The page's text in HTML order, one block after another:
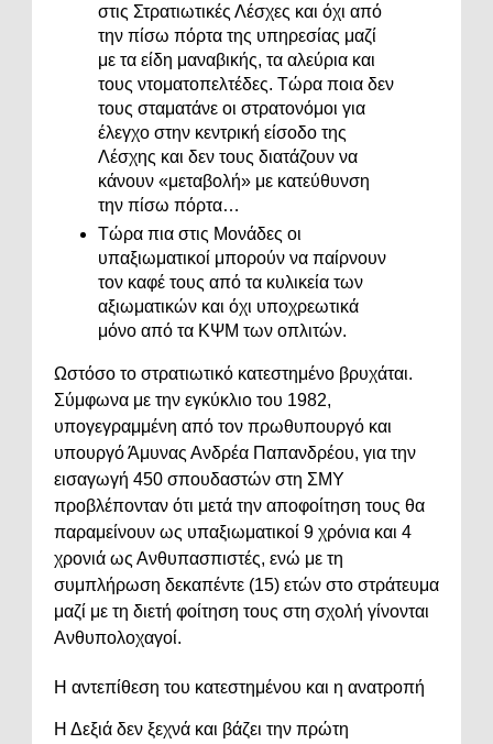
στις Στρατιωτικές Λέσχες και όχι από
την πίσω πόρτα της υπηρεσίας μαζί
με τα είδη μαναβικής, τα αλεύρια και
τους ντοματοπελτέδες. Τώρα ποια δεν
τους σταματάνε οι στρατονόμοι για
έλεγχο στην κεντρική είσοδο της
Λέσχης και δεν τους διατάζουν να
κάνουν «μεταβολή» με κατεύθυνση
την πίσω πόρτα…
Τώρα πια στις Μονάδες οι
υπαξιωματικοί μπορούν να παίρνουν
τον καφέ τους από τα κυλικεία των
αξιωματικών και όχι υποχρεωτικά
μόνο από τα ΚΨΜ των οπλιτών.
Ωστόσο το στρατιωτικό κατεστημένο βρυχάται.
Σύμφωνα με την εγκύκλιο του 1982,
υπογεγραμμένη από τον πρωθυπουργό και
υπουργό Άμυνας Ανδρέα Παπανδρέου, για την
εισαγωγή 450 σπουδαστών στη ΣΜΥ
προβλέπονταν ότι μετά την αποφοίτηση τους θα
παραμείνουν ως υπαξιωματικοί 9 χρόνια και 4
χρονιά ως Ανθυπασπιστές, ενώ με τη
συμπλήρωση δεκαπέντε (15) ετών στο στράτευμα
μαζί με τη διετή φοίτηση τους στη σχολή γίνονται
Ανθυπολοχαγοί.
Η αντεπίθεση του κατεστημένου και η ανατροπή
Η Δεξιά δεν ξεχνά και βάζει την πρώτη